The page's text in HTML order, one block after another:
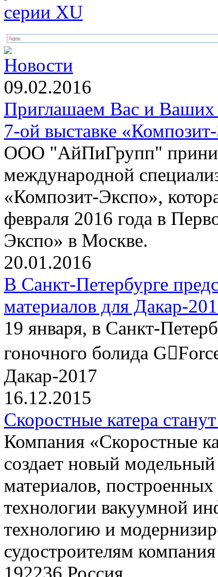
Новости
09.02.2016
Приглашаем Вас и Ваших
7-ой выставке
ООО "АйПиГрупп"
международной
«Композит-Экспо»,
февраля 2016 года в
Экспо» в Москве.
20.01.2016
В Санкт-Петербурге
материалов для Дакар-
19 января, в Санкт-
гоночного болида
Дакар-2017
16.12.2015
Скоростные катера
Компания
создает новый
материалов,
технологии вакуумной
технологию и
судостроителям
192236 Россия,